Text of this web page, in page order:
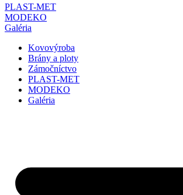
PLAST-MET
MODEKO
Galéria
Kovovýroba
Brány a ploty
Zámočníctvo
PLAST-MET
MODEKO
Galéria